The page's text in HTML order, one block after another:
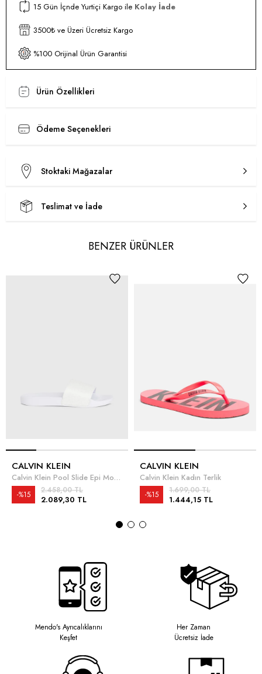
15 Gün İçnde Yurtiçi Kargo ile Kolay İade
3500₺ ve Üzeri Ücretsiz Kargo
%100 Orijinal Ürün Garantisi
Ürün Özellikleri
Ödeme Seçenekleri
Stoktaki Mağazalar
Teslimat ve İade
BENZER ÜRÜNLER
CALVIN KLEIN
Calvin Klein Pool Slide Epi Mono Kadın Terlik
2.089,30 TL
2.458,00 TL
%15
CALVIN KLEIN
Calvin Klein Kadın Terlik
1.444,15 TL
1.699,00 TL
%15
Mendo's Ayrıcalıklarını
Keşfet
Her Zaman
Ücretsiz İade